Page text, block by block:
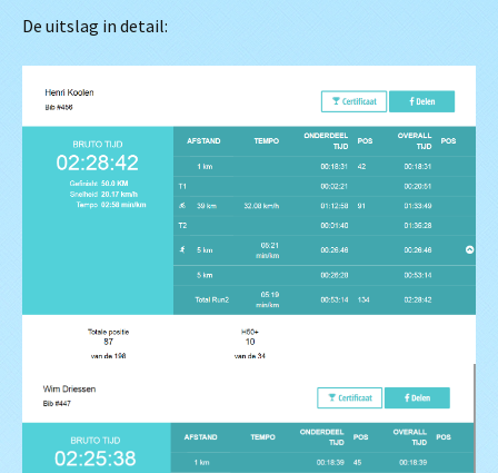
De uitslag in detail: